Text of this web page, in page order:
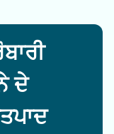
ਦੇ